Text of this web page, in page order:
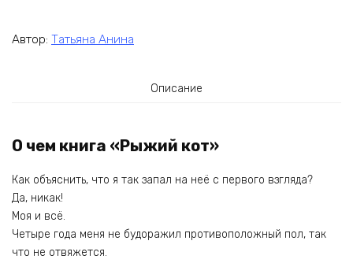
Автор: Татьяна Анина
Описание
О чем книга «Рыжий кот»
Как объяснить, что я так запал на неё с первого взгляда?
Да, никак!
Моя и всё.
Четыре года меня не будоражил противоположный пол, так
что не отвяжется.